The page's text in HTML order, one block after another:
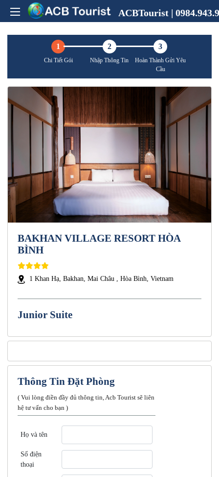
ACBTourist |
1
Chi Tiết Gói
2
Nhập Thông Tin
3
Hoàn Thành Gửi Yêu
Cầu
BAKHAN VILLAGE RESORT HÒA
BÌNH
1 Khan Hạ, Bakhan, Mai Châu , Hòa Bình, Vietnam
Junior Suite
Thông Tin Đặt Phòng
( Vui lòng điền đầy đủ thông tin, Acb Tourist sẽ liên
hệ tư vấn cho bạn )
Họ và tên
Số điện
thoại